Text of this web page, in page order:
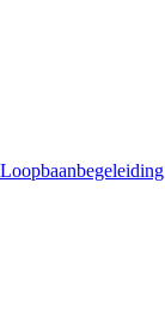
Loopbaanbegeleiding